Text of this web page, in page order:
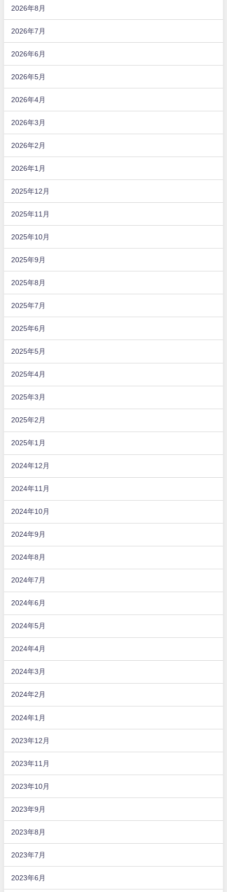
2026年8月
2026年7月
2026年6月
2026年5月
2026年4月
2026年3月
2026年2月
2026年1月
2025年12月
2025年11月
2025年10月
2025年9月
2025年8月
2025年7月
2025年6月
2025年5月
2025年4月
2025年3月
2025年2月
2025年1月
2024年12月
2024年11月
2024年10月
2024年9月
2024年8月
2024年7月
2024年6月
2024年5月
2024年4月
2024年3月
2024年2月
2024年1月
2023年12月
2023年11月
2023年10月
2023年9月
2023年8月
2023年7月
2023年6月